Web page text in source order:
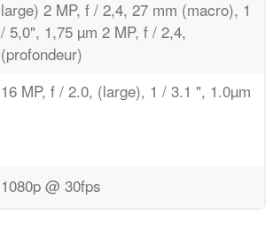
large) 2 MP, f / 2,4, 27 mm (macro), 1
/ 5,0", 1,75 µm 2 MP, f / 2,4,
(profondeur)
16 MP, f / 2.0, (large), 1 / 3.1 ", 1.0µm
1080p @ 30fps